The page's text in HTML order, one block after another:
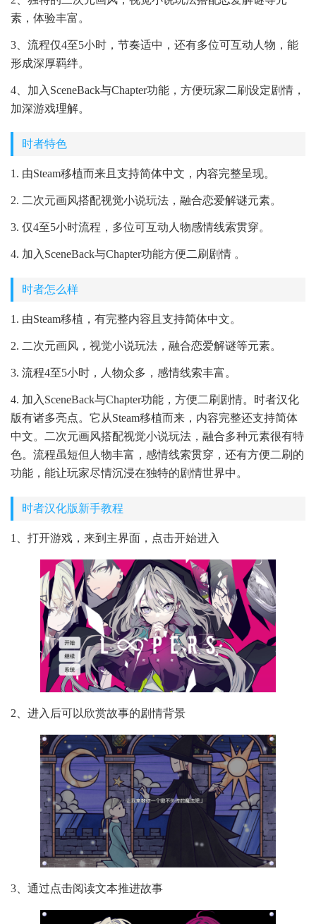
素，体验丰富。
3、流程仅4至5小时，节奏适中，还有多位可互动人物，能
形成深厚羁绊。
4、加入SceneBack与Chapter功能，方便玩家二刷设定剧情，
加深游戏理解。
时者特色
1. 由Steam移植而来且支持简体中文，内容完整呈现。
2. 二次元画风搭配视觉小说玩法，融合恋爱解谜元素。
3. 仅4至5小时流程，多位可互动人物感情线索贯穿。
4. 加入SceneBack与Chapter功能方便二刷剧情 。
时者怎么样
1. 由Steam移植，有完整内容且支持简体中文。
2. 二次元画风，视觉小说玩法，融合恋爱解谜等元素。
3. 流程4至5小时，人物众多，感情线索丰富。
4. 加入SceneBack与Chapter功能，方便二刷剧情。时者汉化
版有诸多亮点。它从Steam移植而来，内容完整还支持简体
中文。二次元画风搭配视觉小说玩法，融合多种元素很有特
色。流程虽短但人物丰富，感情线索贯穿，还有方便二刷的
功能，能让玩家尽情沉浸在独特的剧情世界中。
时者汉化版新手教程
1、打开游戏，来到主界面，点击开始进入
2、进入后可以欣赏故事的剧情背景
3、通过点击阅读文本推进故事